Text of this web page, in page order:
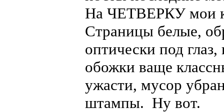
На ЧЕТВЕРКУ мои
Страницы белые,
оптически под
обожки ваще
ужасти, мусор
штампы. Ну вот.